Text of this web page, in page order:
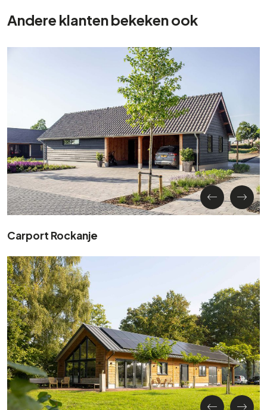
Andere klanten bekeken ook
Carport Rockanje